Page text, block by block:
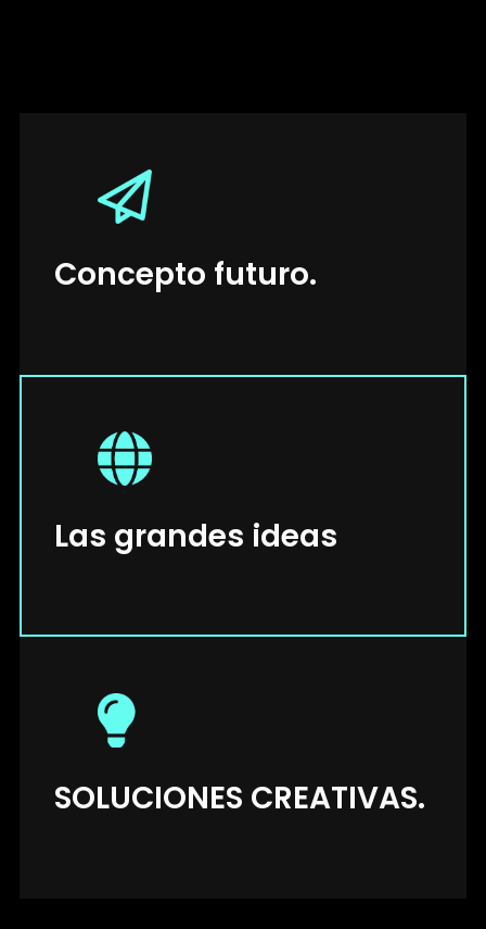
Concepto futuro.
Las grandes ideas
SOLUCIONES CREATIVAS.